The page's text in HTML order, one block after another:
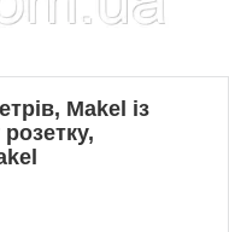
Makel із